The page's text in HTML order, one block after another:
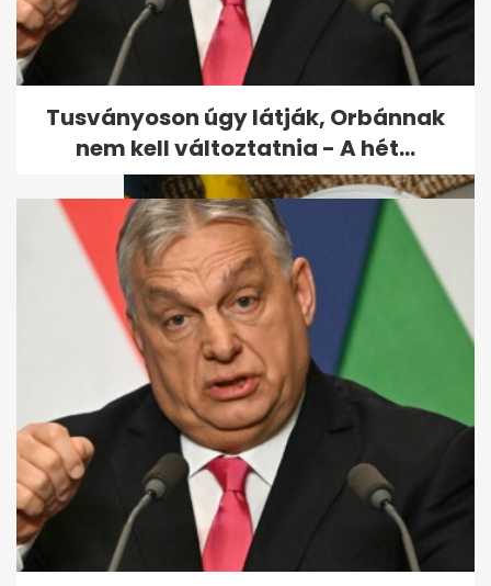
Anyám 5 hétig a húgom
gyerekeire vigyáz, az
enyémekre alig pár...
Miért ront a nedves portörlés?
Pár nap múlva újra szürke
lesz...
Tusványoson úgy látják, Orbánnak
nem kell változtatnia - A hét...